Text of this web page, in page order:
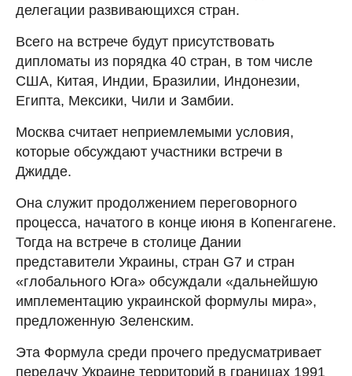
делегации развивающихся стран.
Всего на встрече будут присутствовать
дипломаты из порядка 40 стран, в том числе
США, Китая, Индии, Бразилии, Индонезии,
Египта, Мексики, Чили и Замбии.
Москва считает неприемлемыми условия,
которые обсуждают участники встречи в
Джидде.
Она служит продолжением переговорного
процесса, начатого в конце июня в Копенгагене.
Тогда на встрече в столице Дании
представители Украины, стран G7 и стран
«глобального Юга» обсуждали «дальнейшую
имплементацию украинской формулы мира»,
предложенную Зеленским.
Эта Формула среди прочего предусматривает
передачу Украине территорий в границах 1991